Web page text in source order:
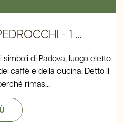
- 1 ...
di Padova, luogo eletto
caffè e della cucina. Detto il
rimas...